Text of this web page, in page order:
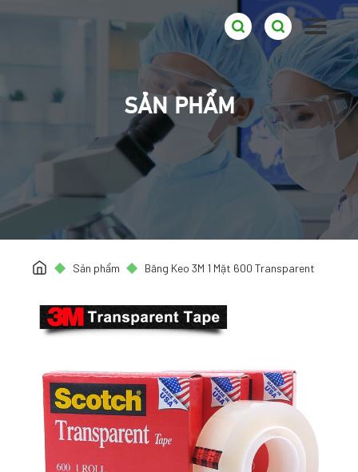
SẢN PHẨM
Sản phẩm Băng Keo 3M 1 Mặt 600 Transparent